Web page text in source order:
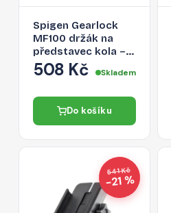
Spigen Gearlock
MF100 držák na
představec kola –
černý
508 Kč Skladem
Do košíku
541 Kč
−21 %